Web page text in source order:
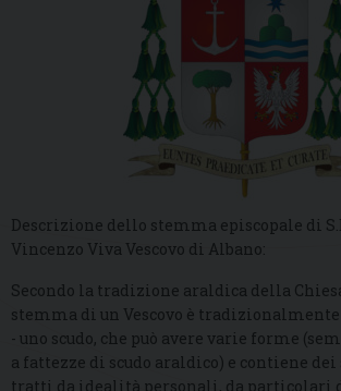
Descrizione dello stemma episcopale di
Vincenzo Viva Vescovo di Albano:
Secondo la tradizione araldica della
stemma di un Vescovo è tradizionalmente
- uno scudo, che può avere varie forme
a fattezze di scudo araldico) e contiene
tratti da idealità personali, da particolari